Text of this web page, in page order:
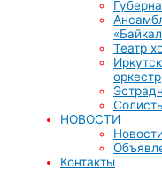
Театр
оркестр
НОВОСТИ
Новости
Контакты